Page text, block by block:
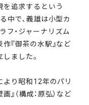
を追求するという
中で、義雄は小型カ
フ・ジャーナリズム
『御茶の水駅』など
ました。
より昭和12年のパリ
（構成：原弘）など